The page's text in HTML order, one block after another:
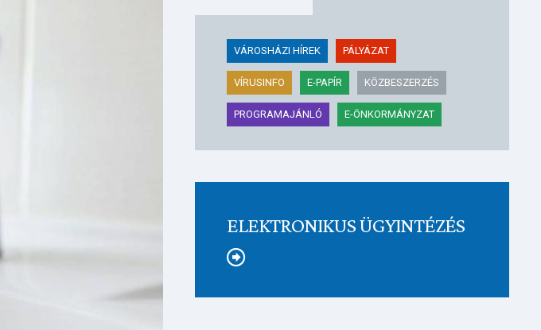
VÁROSHÁZI HÍREK PÁLYÁZAT
VÍRUSINFO E-PAPÍR KÖZBESZERZÉS
PROGRAMAJÁNLÓ E-ÖNKORMÁNYZAT
ELEKTRONIKUS ÜGYINTÉZÉS